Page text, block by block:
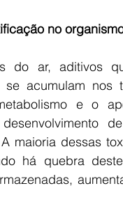
no
do ar, aditivos
acumulam nos
e o
maioria dessas
há quebra